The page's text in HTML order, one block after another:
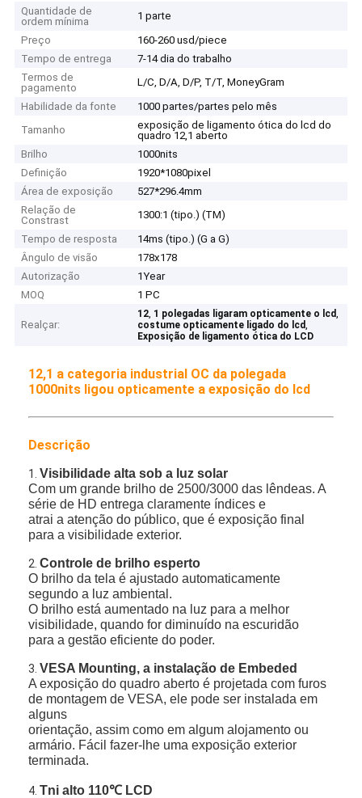
Quantidade de
ordem mínima
1 parte
Preço
160-260 usd/piece
Tempo de entrega
7-14 dia do trabalho
Termos de
pagamento
L/C, D/A, D/P, T/T, MoneyGram
Habilidade da fonte
1000 partes/partes pelo mês
Tamanho
exposição de ligamento ótica do lcd do
quadro 12,1 aberto
Brilho
1000nits
Definição
1920*1080pixel
Área de exposição
527*296.4mm
Relação de
Constrast
1300:1 (tipo.) (TM)
Tempo de resposta
14ms (tipo.) (G a G)
Ângulo de visão
178x178
Autorização
1Year
MOQ
1 PC
Realçar:
12, 1 polegadas ligaram opticamente o lcd,
costume opticamente ligado do lcd,
Exposição de ligamento ótica do LCD
12,1 a categoria industrial OC da polegada
1000nits ligou opticamente a exposição do lcd
Descrição
1.Visibilidade alta sob a luz solar
Com um grande brilho de 2500/3000 das lêndeas. A
série de HD entrega claramente índices e
atrai a atenção do público, que é exposição final
para a visibilidade exterior.
2.Controle de brilho esperto
O brilho da tela é ajustado automaticamente
segundo a luz ambiental.
O brilho está aumentado na luz para a melhor
visibilidade, quando for diminuído na escuridão
para a gestão eficiente do poder.
3.VESA Mounting, a instalação de Embeded
A exposição do quadro aberto é projetada com furos
de montagem de VESA, ele pode ser instalada em
alguns
orientação, assim como em algum alojamento ou
armário. Fácil fazer-lhe uma exposição exterior
terminada.
4.Tni alto 110℃ LCD